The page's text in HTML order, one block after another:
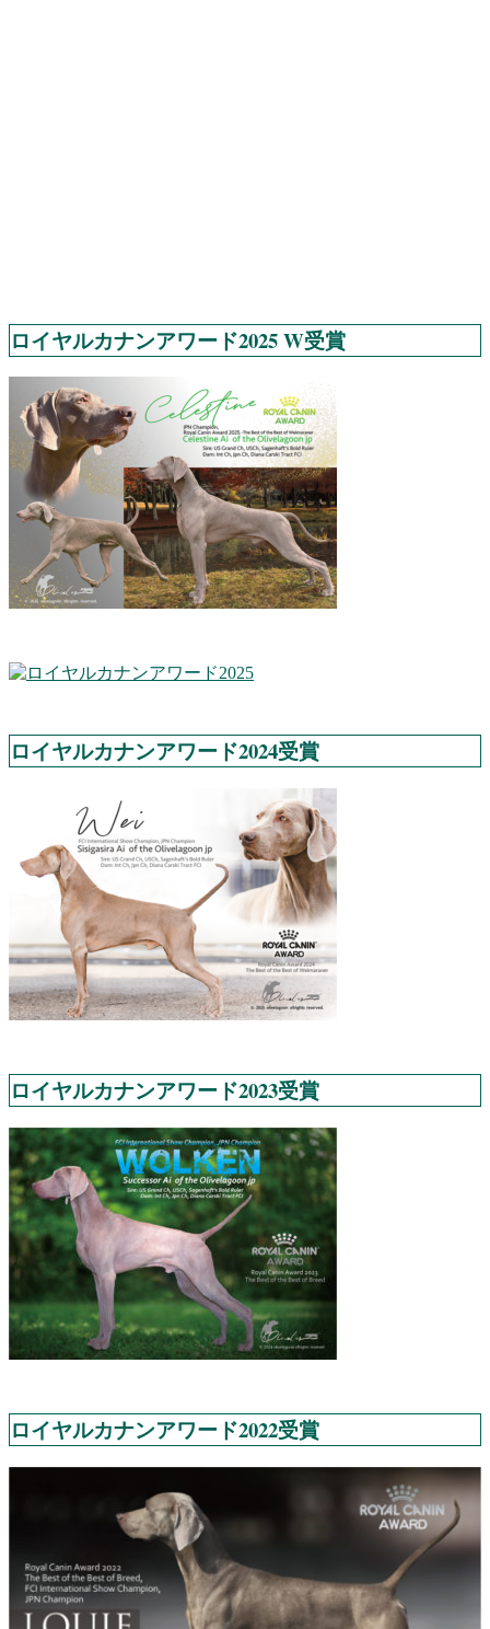
ロイヤルカナンアワード2025 W受賞
ロイヤルカナンアワード2024受賞
ロイヤルカナンアワード2023受賞
ロイヤルカナンアワード2022受賞